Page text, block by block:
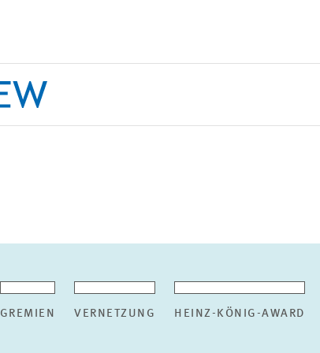
GREMIEN VERNETZUNG HEINZ-KÖNIG-AWARD